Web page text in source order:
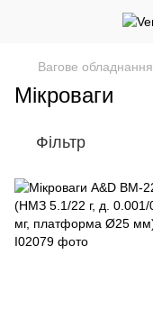
Вагове обладнання
Мікроваги
Фільтр